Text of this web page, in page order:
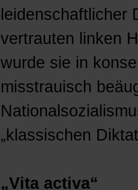
leidenschaftlicher
vertrauten linken
wurde sie in
misstrauisch
„klassischen
„Vita activa“